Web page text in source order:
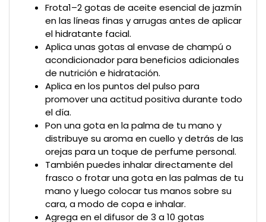
Frota1–2 gotas de aceite esencial de jazmín
en las líneas finas y arrugas antes de aplicar
el hidratante facial.
Aplica unas gotas al envase de champú o
acondicionador para beneficios adicionales
de nutrición e hidratación.
Aplica en los puntos del pulso para
promover una actitud positiva durante todo
el día.
Pon una gota en la palma de tu mano y
distribuye su aroma en cuello y detrás de las
orejas para un toque de perfume personal.
También puedes inhalar directamente del
frasco o frotar una gota en las palmas de tu
mano y luego colocar tus manos sobre su
cara, a modo de copa e inhalar.
Agrega en el difusor de 3 a 10 gotas